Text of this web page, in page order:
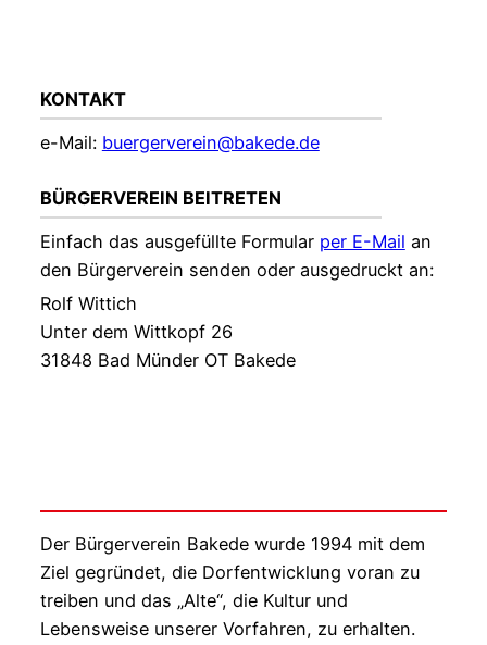
KONTAKT
e-Mail: buergerverein@bakede.de
BÜRGERVEREIN BEITRETEN
Einfach das ausgefüllte Formular per E-Mail an
den Bürgerverein senden oder ausgedruckt an:
Rolf Wittich
Unter dem Wittkopf 26
31848 Bad Münder OT Bakede
Der Bürgerverein Bakede wurde 1994 mit dem
Ziel gegründet, die Dorfentwicklung voran zu
treiben und das „Alte“, die Kultur und
Lebensweise unserer Vorfahren, zu erhalten.